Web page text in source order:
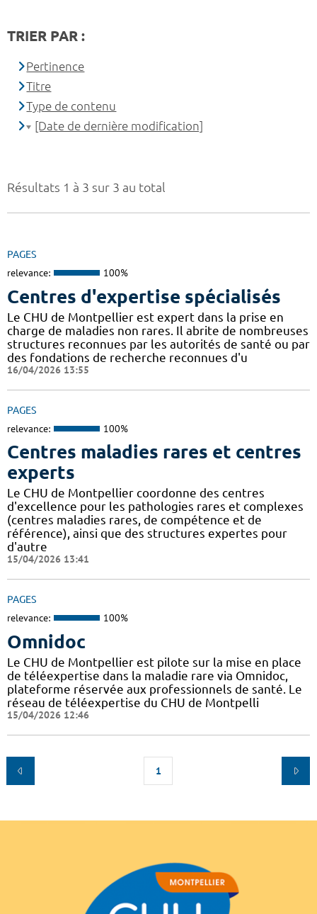
Résultats 1 à 3 sur 3 au total
PAGES
relevance: 100%
Centres d'expertise spécialisés
Le CHU de Montpellier est expert dans la prise en
charge de maladies non rares. Il abrite de nombreuses
structures reconnues par les autorités de santé ou par
des fondations de recherche reconnues d'u
16/04/2026 13:55
PAGES
relevance: 100%
Centres maladies rares et centres
experts
Le CHU de Montpellier coordonne des centres
d'excellence pour les pathologies rares et complexes
(centres maladies rares, de compétence et de
référence), ainsi que des structures expertes pour
d'autre
15/04/2026 13:41
PAGES
relevance: 100%
Omnidoc
Le CHU de Montpellier est pilote sur la mise en place
de téléexpertise dans la maladie rare via Omnidoc,
plateforme réservée aux professionnels de santé. Le
réseau de téléexpertise du CHU de Montpelli
15/04/2026 12:46
1
TRIER PAR :
Pertinence
Titre
Type de contenu
[Date de dernière modification]